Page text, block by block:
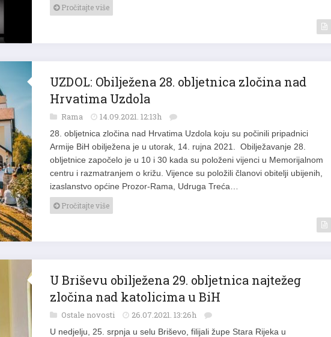
Pročitajte više
UZDOL: Obilježena 28. obljetnica zločina nad
Hrvatima Uzdola
Rama 14.09.2021. 12:13h
28. obljetnica zločina nad Hrvatima Uzdola koju su počinili pripadnici
Armije BiH obilježena je u utorak, 14. rujna 2021. Obilježavanje 28.
obljetnice započelo je u 10 i 30 kada su položeni vijenci u Memorijalnom
centru i razmatranjem o križu. Vijence su položili članovi obitelji ubijenih,
izaslanstvo općine Prozor-Rama, Udruga Treća…
Pročitajte više
U Briševu obilježena 29. obljetnica najtežeg
zločina nad katolicima u BiH
Ostale novosti 26.07.2021. 13:26h
U nedjelju, 25. srpnja u selu Briševo, filijali župe Stara Rijeka u